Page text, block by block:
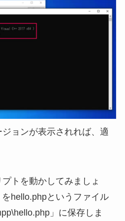
ョンが表示されれば、適
トを動かしてみましょ
hello.phpというファイル
」に保存しま